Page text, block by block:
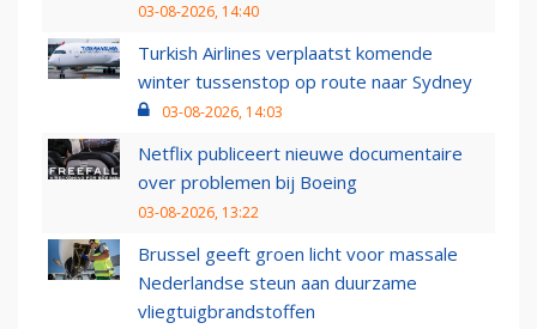
03-08-2026, 14:40
Turkish Airlines verplaatst komende
winter tussenstop op route naar Sydney
03-08-2026, 14:03
Netflix publiceert nieuwe documentaire
over problemen bij Boeing
03-08-2026, 13:22
Brussel geeft groen licht voor massale
Nederlandse steun aan duurzame
vliegtuigbrandstoffen